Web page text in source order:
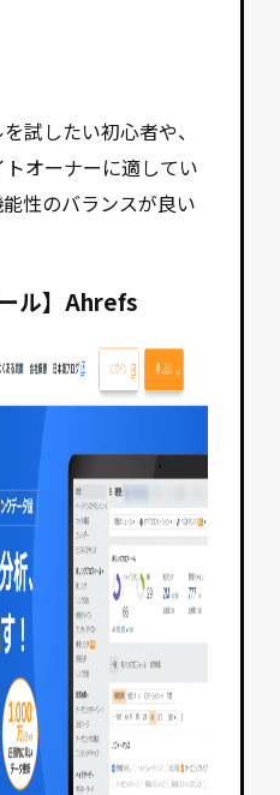
試したい初心者や、
オーナーに適してい
性のバランスが良い
ル】Ahrefs